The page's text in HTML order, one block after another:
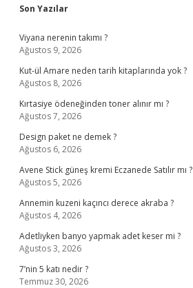
Sidebar
Son Yazılar
Viyana nerenin takımı ?
Ağustos 9, 2026
Kut-ül Amare neden tarih kitaplarında yok ?
Ağustos 8, 2026
Kırtasiye ödeneğinden toner alınır mı ?
Ağustos 7, 2026
Design paket ne demek ?
Ağustos 6, 2026
Avene Stick güneş kremi Eczanede Satılır mı ?
Ağustos 5, 2026
Annemin kuzeni kaçıncı derece akraba ?
Ağustos 4, 2026
Adetliyken banyo yapmak adet keser mi ?
Ağustos 3, 2026
7’nin 5 katı nedir ?
Temmuz 30, 2026